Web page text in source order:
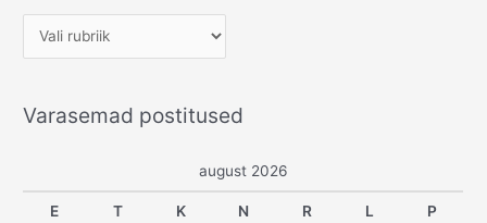
müügisaaga
u
r
Varasemad postitused
august 2026
E T K N R L P